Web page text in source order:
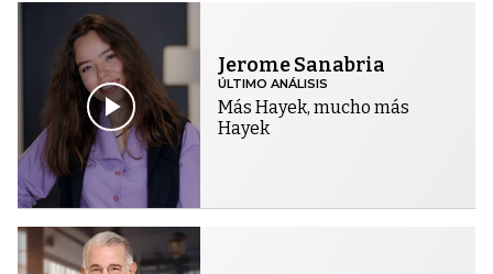
Jerome Sanabria
ÚLTIMO ANÁLISIS
Más Hayek, mucho más
Hayek